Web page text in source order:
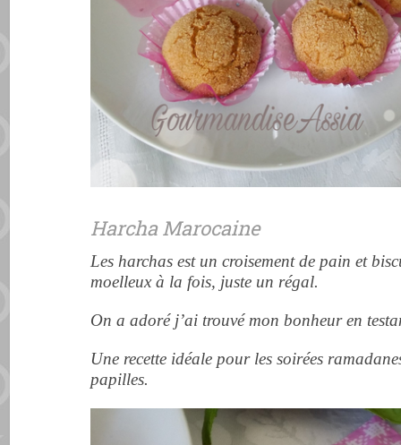
Harcha Marocaine
Les harchas est un croisement de pain et
moelleux à la fois, juste un régal.
On a adoré j’ai trouvé mon bonheur en
Une recette idéale pour les soirées
papilles.